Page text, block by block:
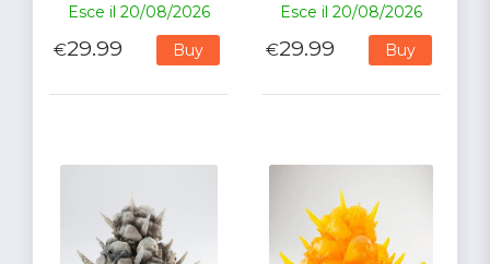
Esce il 20/08/2026
€29.99 Buy
Esce il 20/08/2026
€29.99 Buy